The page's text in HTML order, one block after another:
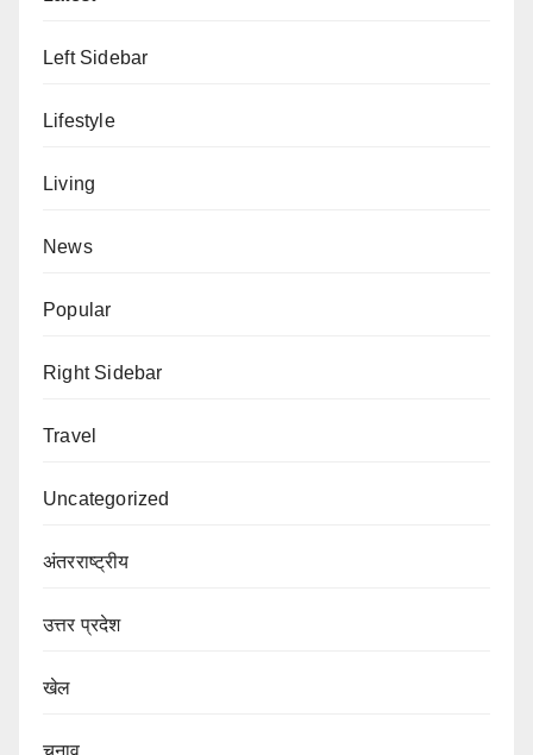
Left Sidebar
Lifestyle
Living
News
Popular
Right Sidebar
Travel
Uncategorized
अंतरराष्ट्रीय
उत्तर प्रदेश
खेल
चुनाव